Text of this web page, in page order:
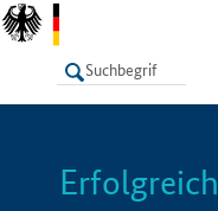
LISTE